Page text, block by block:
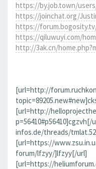
https://by.job.town/
https://joinchat.org/
https://forum.bogosity.tv/
https://qiluwuyi.com/
http://3ak.cn/
[url=http://
[url=http://
infos.de/threads/
[url=https://
forum/lfzyy/]lfzyy[/url]
[url=https://